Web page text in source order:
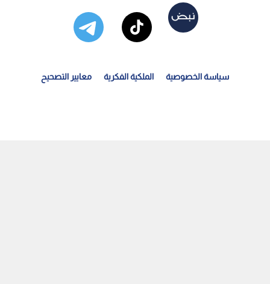
سياسة الخصوصية الملكية الفكرية معايير التصحيح